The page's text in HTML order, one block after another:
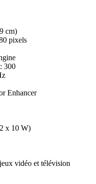
cm)
pixels
300
Enhancer
x 10 W)
vidéo et télévision